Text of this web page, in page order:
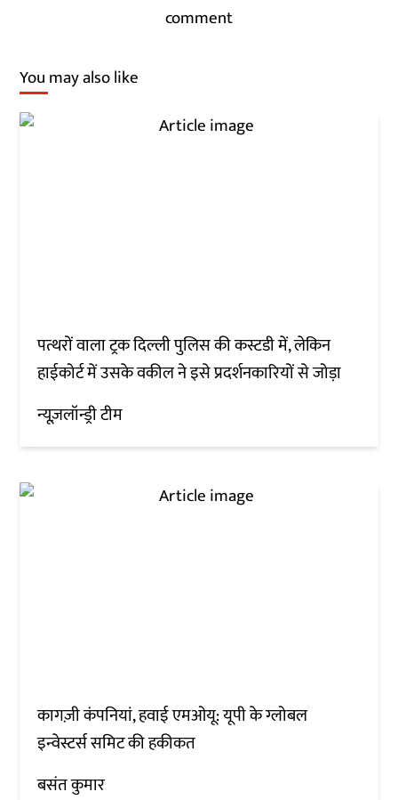
comment
You may also like
पत्थरों वाला ट्रक दिल्ली पुलिस की कस्टडी में, लेकिन
हाईकोर्ट में उसके वकील ने इसे प्रदर्शनकारियों से जोड़ा
न्यूज़लॉन्ड्री टीम
कागज़ी कंपनियां, हवाई एमओयू: यूपी के ग्लोबल
इन्वेस्टर्स समिट की हकीकत
बसंत कुमार